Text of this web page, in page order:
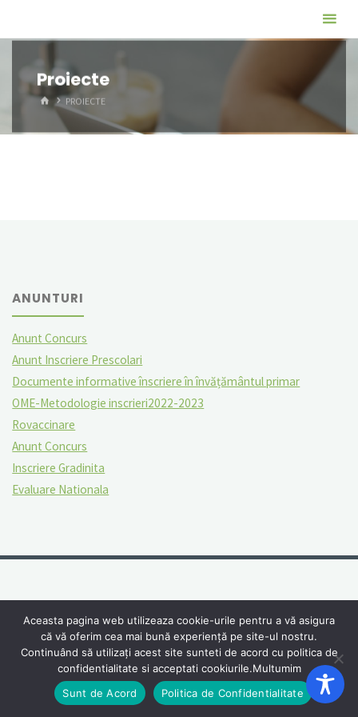
Suseni
Proiecte
HOMEPROIECTE
ANUNTURI
Anunt Concurs
Anunt Inscriere Prescolari
Documente informative înscriere în învățământul primar
OME-Metodologie inscrieri2022-2023
Rovaccinare
Anunt Concurs
Inscriere Gradinita
Evaluare Nationala
Aceasta pagina web utilizeaza cookie-urile pentru a vă asigura
că vă oferim cea mai bună experiență pe site-ul nostru.
Continuând să utilizați acest site sunteti de acord cu politica de
confidentialitate si acceptati cookiurile.Multumim
Sunt de Acord
Politica de Confidentialitate